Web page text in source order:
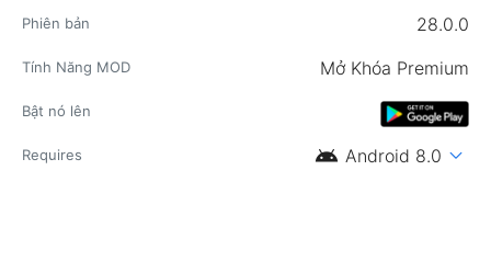
Phiên bản 28.0.0
Tính Năng MOD Mở Khóa Premium
Bật nó lên
Requires android Android 8.0 expand_more